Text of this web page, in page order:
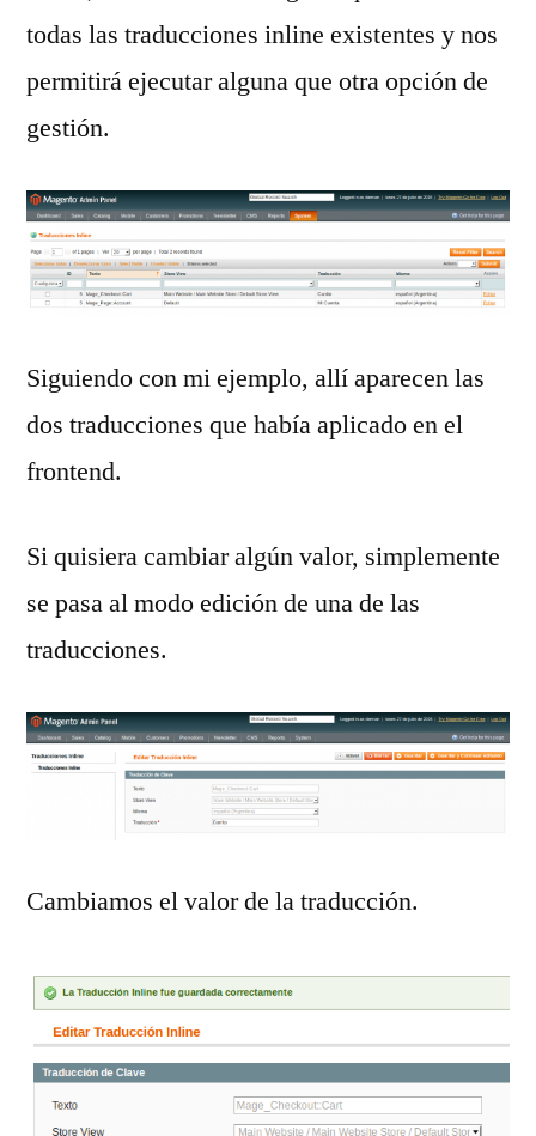
todas las traducciones inline existentes y nos
permitirá ejecutar alguna que otra opción de
gestión.
Siguiendo con mi ejemplo, allí aparecen las
dos traducciones que había aplicado en el
frontend.
Si quisiera cambiar algún valor, simplemente
se pasa al modo edición de una de las
traducciones.
Cambiamos el valor de la traducción.